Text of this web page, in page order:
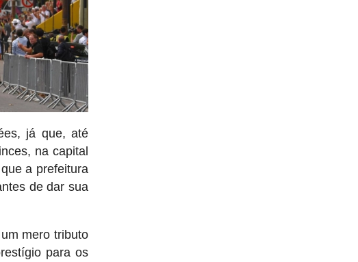
já que, até
na capital
a prefeitura
de dar sua
mero tributo
para os